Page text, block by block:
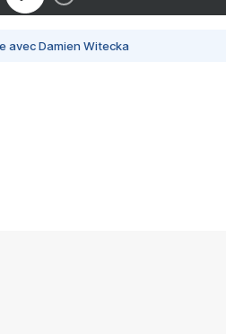
avec Damien Witecka